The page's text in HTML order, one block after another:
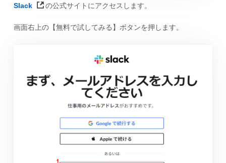
Slack の公式サイトにアクセスします。
画面右上の【無料で試してみる】ボタンを押します。